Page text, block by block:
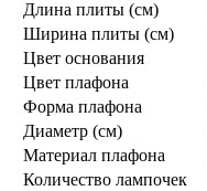
Длина плиты (см)
Ширина плиты (см)
Цвет основания
Цвет плафона
Форма плафона
Диаметр (см)
Материал плафона
Количество лампочек